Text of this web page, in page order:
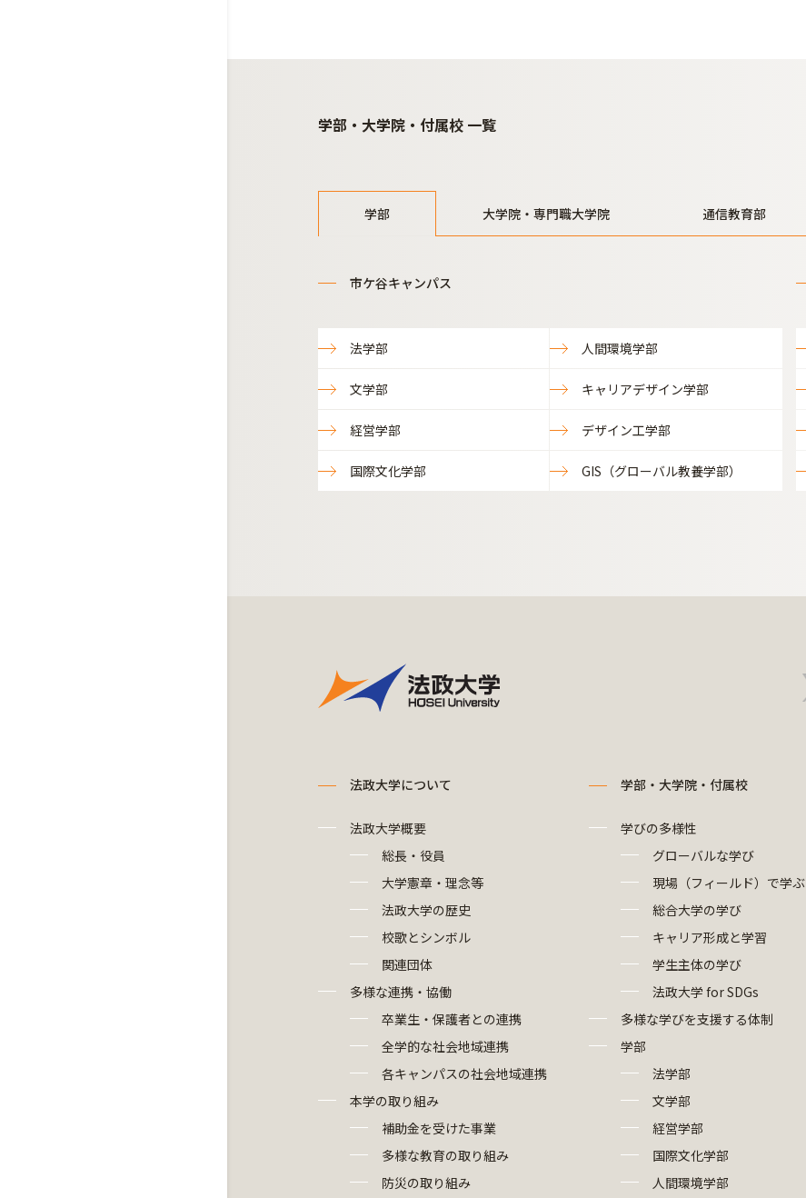
学部・大学院・付属校 一覧
学部 大学院・専門職大学院 通信教育部
市ケ谷キャンパス
法学部 人間環境学部
文学部 キャリアデザイン学部
経営学部 デザイン工学部
国際文化学部 GIS（グローバル教養学部）
法政大学について
法政大学概要
総長・役員
大学憲章・理念等
法政大学の歴史
校歌とシンボル
関連団体
多様な連携・協働
卒業生・保護者との連携
全学的な社会地域連携
各キャンパスの社会地域連携
本学の取り組み
補助金を受けた事業
多様な教育の取り組み
防災の取り組み
学部・大学院・付属校
学びの多様性
グローバルな学び
現場（フィールド）で学ぶ
総合大学の学び
キャリア形成と学習
学生主体の学び
法政大学 for SDGs
多様な学びを支援する体制
学部
法学部
文学部
経営学部
国際文化学部
人間環境学部